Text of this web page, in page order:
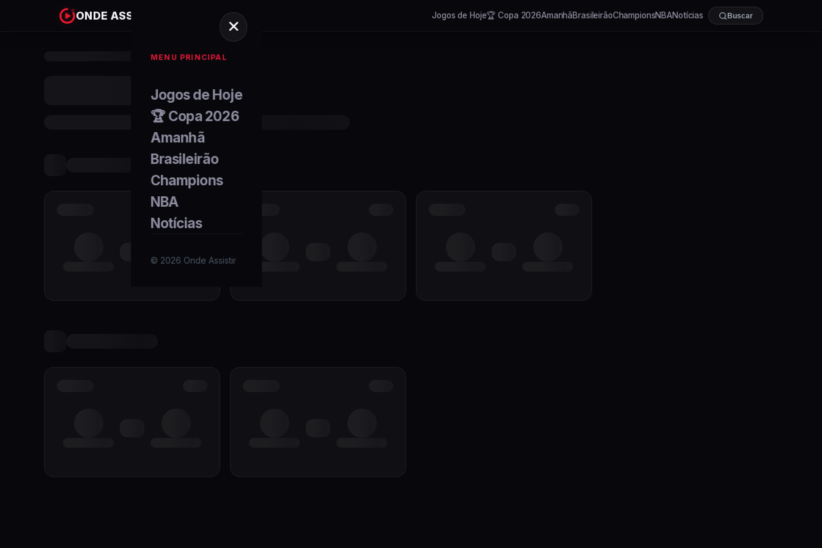
ONDE ASSISTIR Jogos de Hoje🏆 Copa 2026AmanhãBrasileirãoChampionsNBANotícias Buscar
MENU PRINCIPAL
Jogos de Hoje
🏆 Copa 2026
Amanhã
Brasileirão
Champions
NBA
Notícias
© 2026 Onde Assistir